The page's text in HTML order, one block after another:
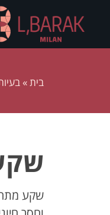
בית»
שקע